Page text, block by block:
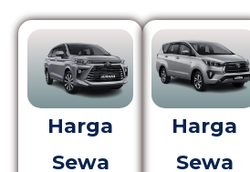
Harga
Sewa
Harga
Sewa